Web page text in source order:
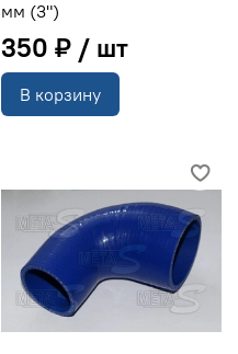
мм (3")
350 ₽
В корзину